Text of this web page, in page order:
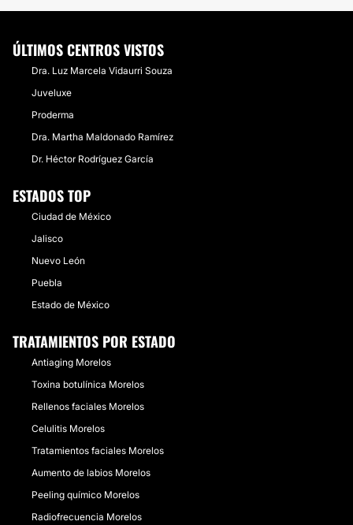
ÚLTIMOS CENTROS VISTOS
Dra. Luz Marcela Vidaurri Souza
Juveluxe
Proderma
Dra. Martha Maldonado Ramírez
Dr. Héctor Rodríguez García
ESTADOS TOP
Ciudad de México
Jalisco
Nuevo León
Puebla
Estado de México
TRATAMIENTOS POR ESTADO
Antiaging Morelos
Toxina botulínica Morelos
Rellenos faciales Morelos
Celulitis Morelos
Tratamientos faciales Morelos
Aumento de labios Morelos
Peeling químico Morelos
Radiofrecuencia Morelos